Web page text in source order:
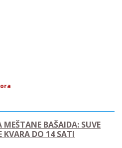
MEŠTANE BAŠAIDA: SUVE
KVARA DO 14 SATI